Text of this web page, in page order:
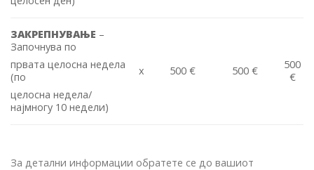
ЗАКРЕПНУВАЊЕ –
Започнува по
првата целосна недела
(по
целосна недела/
најмногу 10 недели)
x 500 € 500 €
500
€
За детални информации обратете се до вашиот